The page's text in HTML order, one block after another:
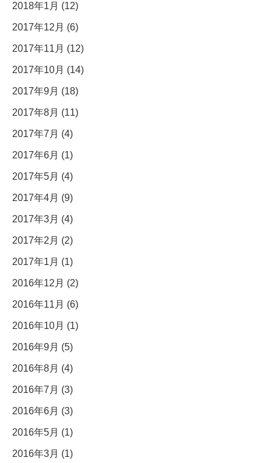
2018年1月 (12)
2017年12月 (6)
2017年11月 (12)
2017年10月 (14)
2017年9月 (18)
2017年8月 (11)
2017年7月 (4)
2017年6月 (1)
2017年5月 (4)
2017年4月 (9)
2017年3月 (4)
2017年2月 (2)
2017年1月 (1)
2016年12月 (2)
2016年11月 (6)
2016年10月 (1)
2016年9月 (5)
2016年8月 (4)
2016年7月 (3)
2016年6月 (3)
2016年5月 (1)
2016年3月 (1)